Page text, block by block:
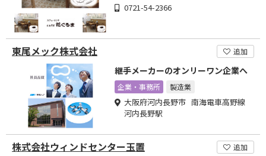
0721-54-2366
東尾メック株式会社 追加
継手メーカーのオンリーワン企業へ
企業・事務所 製造業
大阪府河内長野市 南海電車高野線
河内長野駅
株式会社ウィンドセンター玉置 追加